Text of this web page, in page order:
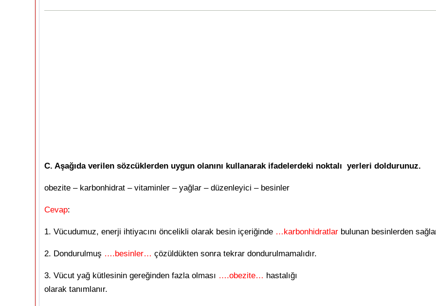
C. Aşağıda verilen sözcüklerden uygun olanını kullanarak ifadelerdeki noktalı yerleri doldurunuz.
obezite – karbonhidrat – vitaminler – yağlar – düzenleyici – besinler
Cevap:
1. Vücudumuz, enerji ihtiyacını öncelikli olarak besin içeriğinde …karbonhidratlar bulunan besinlerden
2. Dondurulmuş ….besinler… çözüldükten sonra tekrar dondurulmamalıdır.
3. Vücut yağ kütlesinin gereğinden fazla olması ….obezite… hastalığı
olarak tanımlanır.